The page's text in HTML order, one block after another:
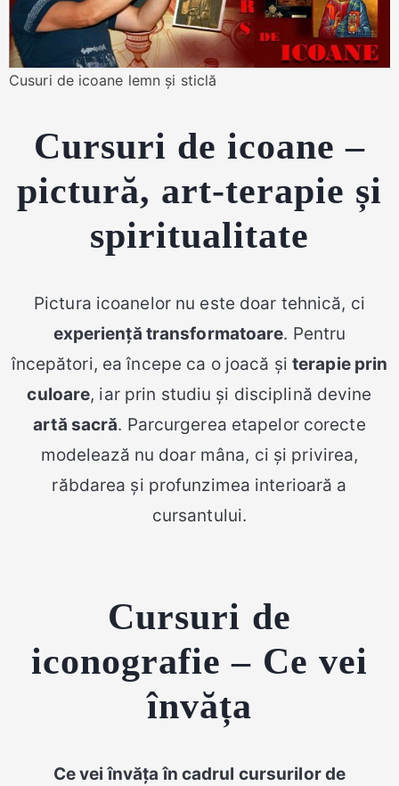
Cusuri de icoane lemn și sticlă
Cursuri de icoane –
pictură, art-terapie și
spiritualitate
Pictura icoanelor nu este doar tehnică, ci
experiență transformatoare. Pentru
începători, ea începe ca o joacă și terapie prin
culoare, iar prin studiu și disciplină devine
artă sacră. Parcurgerea etapelor corecte
modelează nu doar mâna, ci și privirea,
răbdarea și profunzimea interioară a
cursantului.
Cursuri de
iconografie – Ce vei
învăța
Ce vei învăța în cadrul cursurilor de